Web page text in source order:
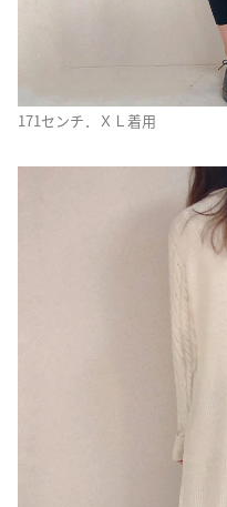
171センチ．ＸＬ着用